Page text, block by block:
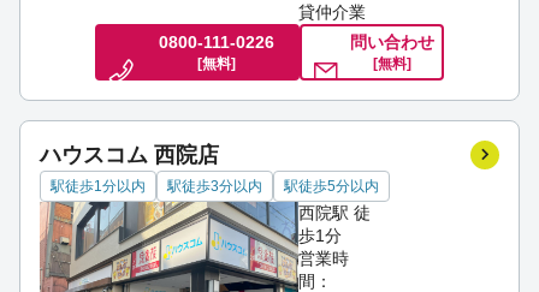
貸仲介業
0800-111-0226
[無料]
問い合わせ
[無料]
ハウスコム 西院店
駅徒歩1分以内 駅徒歩3分以内 駅徒歩5分以内
西院駅 徒
歩1分
営業時
間：